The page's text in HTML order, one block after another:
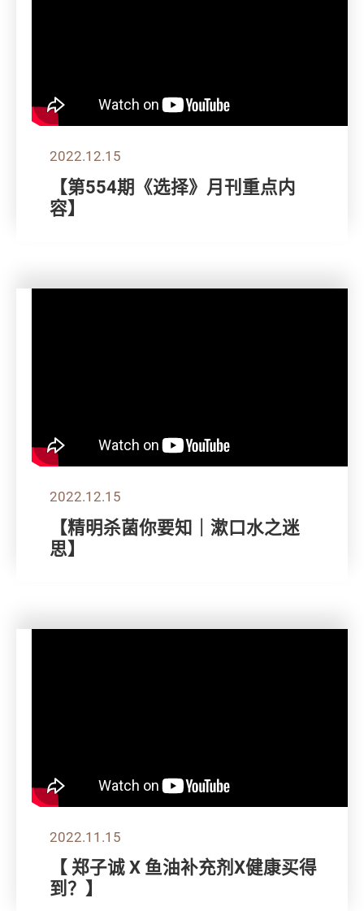
2022.12.15
【第554期《选择》月刊重点内
容】
2022.12.15
【精明杀菌你要知｜漱口水之迷
思】
2022.11.15
【 郑子诚 X 鱼油补充剂X健康买得
到？】